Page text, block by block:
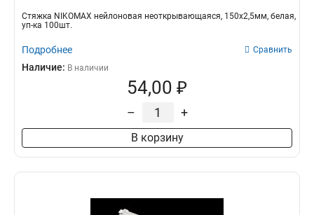
Стяжка NIKOMAX нейлоновая неоткрывающаяся, 150х2,5мм, белая,
уп-ка 100шт.
Подробнее Сравнить
Наличие: В наличии
54,00 ₽
– +
В корзину